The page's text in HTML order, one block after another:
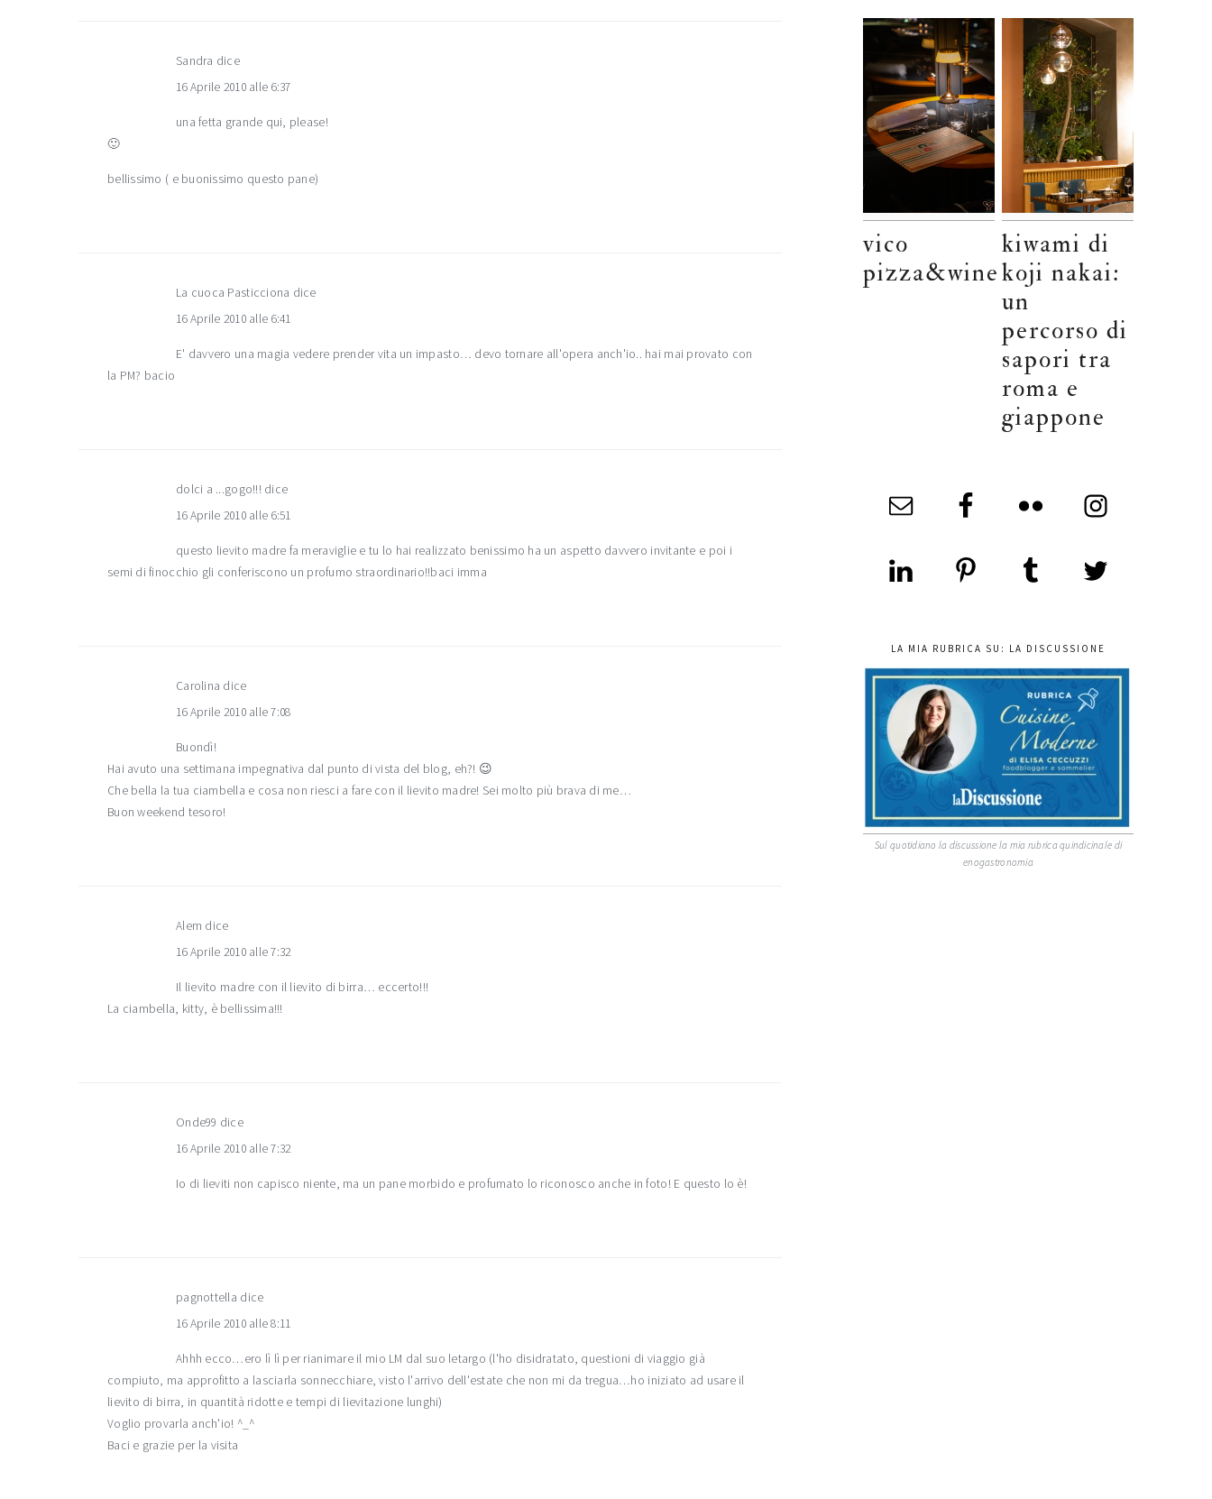
Sandra dice
16 Aprile 2010 alle 6:37
una fetta grande qui, please!
🙂
bellissimo ( e buonissimo questo pane)
La cuoca Pasticciona dice
16 Aprile 2010 alle 6:41
E' davvero una magia vedere prender vita un impasto… devo tornare all'opera anch'io.. hai mai provato con
la PM? bacio
dolci a ...gogo!!! dice
16 Aprile 2010 alle 6:51
questo lievito madre fa meraviglie e tu lo hai realizzato benissimo ha un aspetto davvero invitante e poi i
semi di finocchio gli conferiscono un profumo straordinario!!baci imma
Carolina dice
16 Aprile 2010 alle 7:08
Buondì!
Hai avuto una settimana impegnativa dal punto di vista del blog, eh?! 😉
Che bella la tua ciambella e cosa non riesci a fare con il lievito madre! Sei molto più brava di me…
Buon weekend tesoro!
Alem dice
16 Aprile 2010 alle 7:32
Il lievito madre con il lievito di birra… eccerto!!!
La ciambella, kitty, è bellissima!!!
Onde99 dice
16 Aprile 2010 alle 7:32
Io di lieviti non capisco niente, ma un pane morbido e profumato lo riconosco anche in foto! E questo lo è!
pagnottella dice
16 Aprile 2010 alle 8:11
Ahhh ecco…ero lì lì per rianimare il mio LM dal suo letargo (l'ho disidratato, questioni di viaggio già
compiuto, ma approfitto a lasciarla sonnecchiare, visto l'arrivo dell'estate che non mi da tregua…ho iniziato ad usare il
lievito di birra, in quantità ridotte e tempi di lievitazione lunghi)
Voglio provarla anch'io! ^_^
Baci e grazie per la visita
vico
pizza&wine
kiwami di
koji nakai:
un
percorso di
sapori tra
roma e
giappone
LA MIA RUBRICA SU: LA DISCUSSIONE
Sul quotidiano la discussione la mia rubrica quindicinale di
enogastronomia